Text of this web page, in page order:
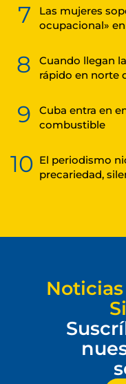
7
Las mujeres
ocupacional»
8
Cuando llegan
rápido en norte
9
Cuba entra en
combustible
10 El periodismo
precariedad,